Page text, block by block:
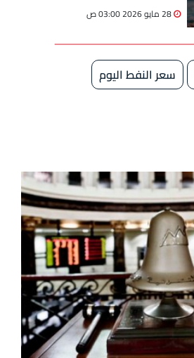
دولارًا
28 مايو 2026 03:00 ص
سعر النفط اليوم